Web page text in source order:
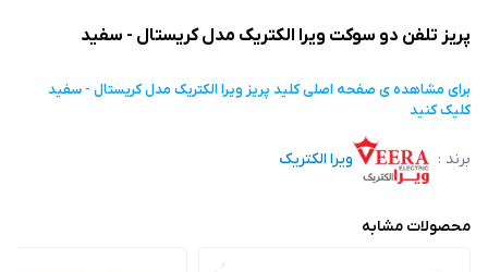
پریز تلفن دو سوکت ویرا الکتریک مدل کریستال - سفید
برای مشاهده ی صفحه اصلیکلید پریز ویرا الکتریک مدل کریستال - سفید
کلیک کنید
برند : ویرا الکتریک
محصولات مشابه